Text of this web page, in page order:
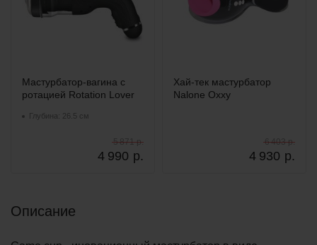
Мастурбатор-вагина с
ротацией Rotation Lover
Глубина: 26.5 см
4 990 р.
5 871 р.
Хай-тек мастурбатор
Nalone Oxxy
4 930 р.
6 403 р.
Описание